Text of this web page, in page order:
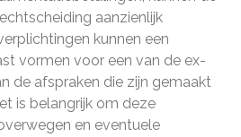
aanzienlijk
kunnen een
vormen voor een van de ex-
de afspraken die zijn gemaakt
is belangrijk om deze
en eventuele